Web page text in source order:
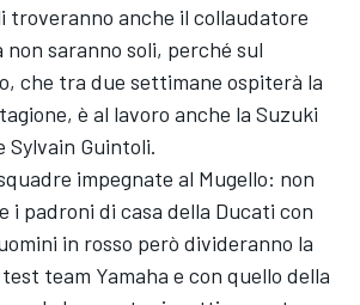
troveranno anche il collaudatore
non saranno soli, perché sul
che tra due settimane ospiterà la
è al lavoro anche la Suzuki
Sylvain Guintoli.
impegnate al Mugello: non
i padroni di casa della Ducati con
in rosso però divideranno la
team Yamaha e con quello della